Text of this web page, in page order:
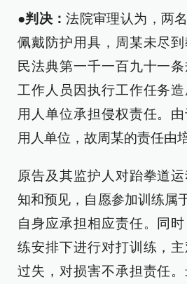
●判决：法院审理认为，两
佩戴防护用具，周某未尽到
民法典第一千一百九十一
工作人员因执行工作任务
用人单位承担侵权责任。
用人单位，故周某的责任由
原告及其监护人对跆拳道
知和预见，自愿参加训练属
自身应承担相应责任。同
练安排下进行对打训练，
过失，对损害不承担责任